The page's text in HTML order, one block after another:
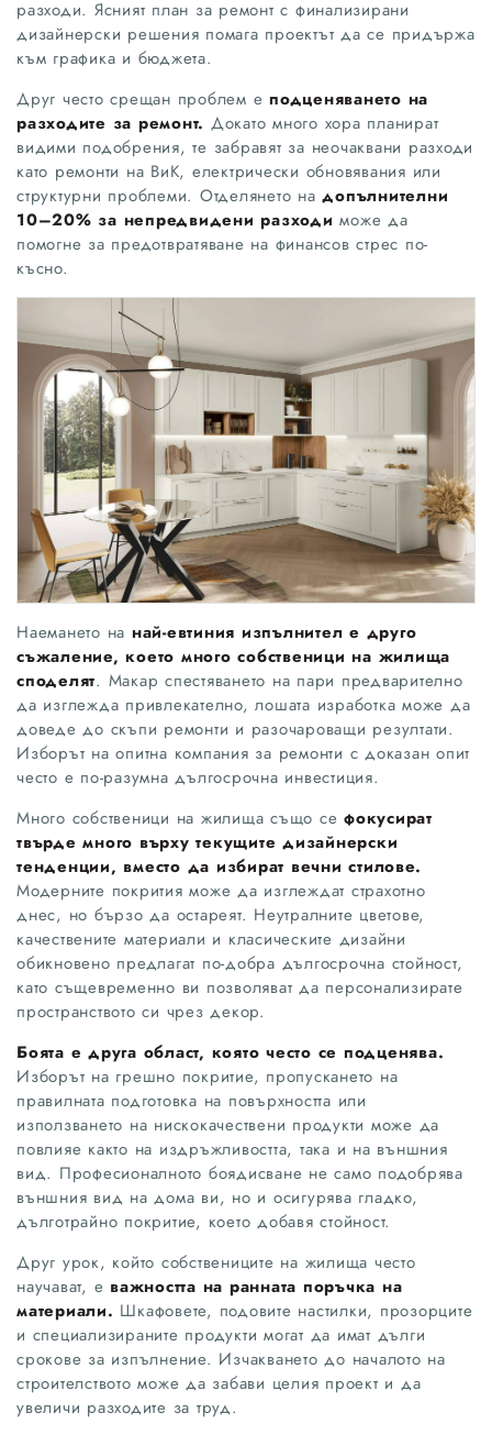
разходи. Ясният план за ремонт с финализирани
дизайнерски решения помага проектът да се придържа
към графика и бюджета.
Друг често срещан проблем е подценяването на
разходите за ремонт. Докато много хора планират
видими подобрения, те забравят за неочаквани разходи
като ремонти на ВиК, електрически обновявания или
структурни проблеми. Отделянето надопълнителни
10–20% за непредвидени разходи може да
помогне за предотвратяване на финансов стрес по-
късно.
Наемането на най-евтиния изпълнител е друго
съжаление, което много собственици на жилища
споделят. Макар спестяването на пари предварително
да изглежда привлекателно, лошата изработка може да
доведе до скъпи ремонти и разочароващи резултати.
Изборът на опитна компания за ремонти с доказан опит
често е по-разумна дългосрочна инвестиция.
Много собственици на жилища също се фокусират
твърде много върху текущите дизайнерски
тенденции, вместо да избират вечни стилове.
Модерните покрития може да изглеждат страхотно
днес, но бързо да остареят. Неутралните цветове,
качествените материали и класическите дизайни
обикновено предлагат по-добра дългосрочна стойност,
като същевременно ви позволяват да персонализирате
пространството си чрез декор.
Боята е друга област, която често се подценява.
Изборът на грешно покритие, пропускането на
правилната подготовка на повърхността или
използването на нискокачествени продукти може да
повлияе както на издръжливостта, така и на външния
вид. Професионалното боядисване не само подобрява
външния вид на дома ви, но и осигурява гладко,
дълготрайно покритие, което добавя стойност.
Друг урок, който собствениците на жилища често
научават, е важността на ранната поръчка на
материали. Шкафовете, подовите настилки, прозорците
и специализираните продукти могат да имат дълги
срокове за изпълнение. Изчакването до началото на
строителството може да забави целия проект и да
увеличи разходите за труд.